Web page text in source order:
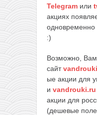
Telegram или
акциях
одновременно
:)
Возможно, Вам
сайт
ые акции для
и vandrouki.ru
акции для
(дешевые